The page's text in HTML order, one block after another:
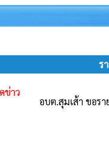
ร
ข่าว
อบต.สุมเส้า ขอร